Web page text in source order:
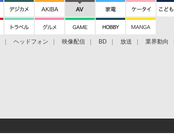
ヘッドフォン 映像配信 BD 放送 業界動向